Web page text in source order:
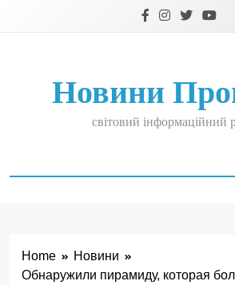
Новини
світовий інформаційний
Home
Новини
Обнаружили пирамиду, которая